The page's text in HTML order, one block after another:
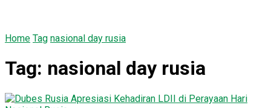
Home Tag nasional day rusia
Tag: nasional day rusia